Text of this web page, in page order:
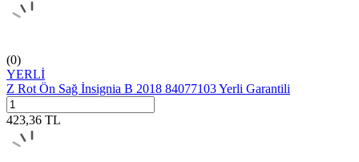
(0)
YERLİ
Z Rot Ön Sağ İnsignia B 2018 84077103 Yerli Garantili
423,36 TL